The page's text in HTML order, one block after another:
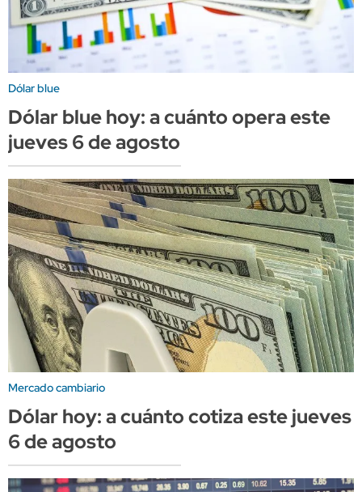
Dólar blue
Dólar blue hoy: a cuánto opera este
jueves 6 de agosto
Mercado cambiario
Dólar hoy: a cuánto cotiza este jueves
6 de agosto